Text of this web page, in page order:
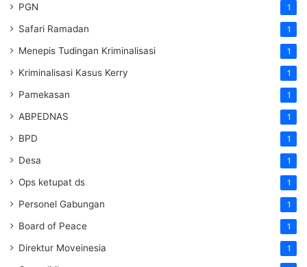
PGN 1
Safari Ramadan 1
Menepis Tudingan Kriminalisasi 1
Kriminalisasi Kasus Kerry 1
Pamekasan 1
ABPEDNAS 1
BPD 1
Desa 1
Ops ketupat ds 1
Personel Gabungan 1
Board of Peace 1
Direktur Moveinesia 1